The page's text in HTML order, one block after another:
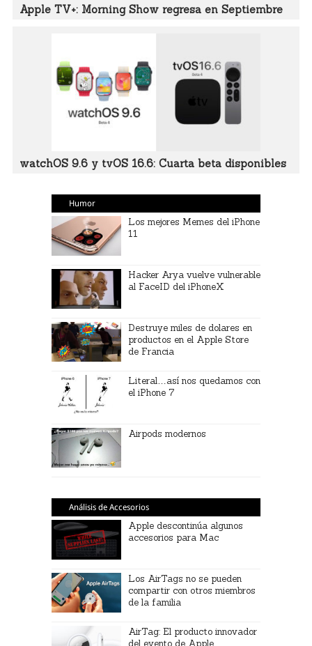
Apple TV+: Morning Show regresa en Septiembre
watchOS 9.6 y tvOS 16.6: Cuarta beta disponibles
Humor
Los mejores Memes del iPhone
11
Hacker Arya vuelve vulnerable
al FaceID del iPhoneX
Destruye miles de dolares en
productos en el Apple Store
de Francia
Literal…así nos quedamos con
el iPhone 7
Airpods modernos
Análisis de Accesorios
Apple descontinúa algunos
accesorios para Mac
Los AirTags no se pueden
compartir con otros miembros
de la familia
AirTag: El producto innovador
del evento de Apple